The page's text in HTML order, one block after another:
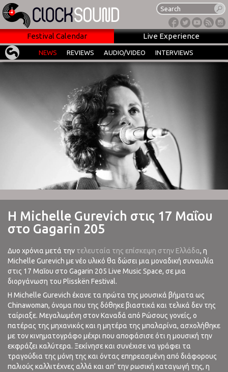
Festival Calendar Live Experience
NEWS REVIEWS AUDIO/VIDEO INTERVIEWS
Η Michelle Gurevich στις 17 Μαΐου
στο Gagarin 205
Δυο χρόνια μετά την τελευταία της επίσκεψη στην Ελλάδα, η
Michelle Gurevich με νέο υλικό θα δώσει μια μοναδική συναυλία
στις 17 Μαΐου στο Gagarin 205 Live Music Space, σε μια
διοργάνωση του Plisskën Festival.
Η Michelle Gurevich έκανε τα πρώτα της μουσικά βήματα ως
Chinawoman, όνομα που της δόθηκε βιαστικά και τελικά δεν της
ταίριαξε. Μεγαλωμένη στον Καναδά από Ρώσους γονείς, ο
πατέρας της μηχανικός και η μητέρα της μπαλαρίνα, ασχολήθηκε
με τον κινηματογράφο μέχρι που αποφάσισε ότι η μουσική την
εκφράζει καλύτερα. Ξεκίνησε και συνέχισε να γράφει τα
τραγούδια της μόνη της και όντας επηρεασμένη από διάφορους
παλιούς καλλιτέχνες αλλά και απ’ την ρωσική καταγωγή της, η